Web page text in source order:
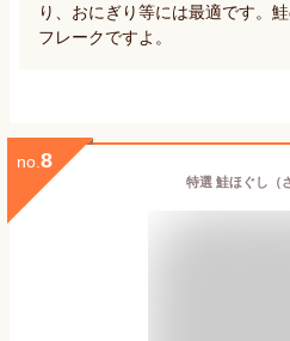
り、おにぎり等には最適です。
フレークですよ。
no. 8
特選 鮭ほぐし（